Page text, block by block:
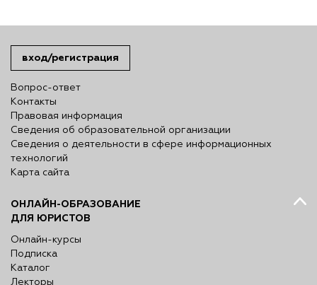
вход/регистрация
Вопрос-ответ
Контакты
Правовая информация
Сведения об образовательной организации
Сведения о деятельности в сфере информационных
технологий
Карта сайта
ОНЛАЙН-ОБРАЗОВАНИЕ
ДЛЯ ЮРИСТОВ
Онлайн-курсы
Подписка
Каталог
Лекторы